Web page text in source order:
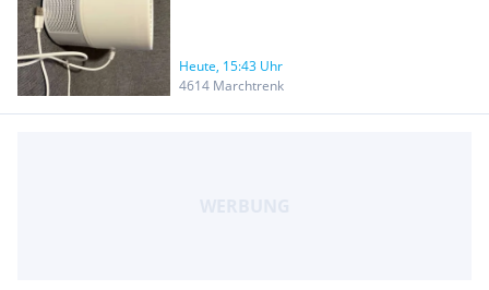
Heute, 15:43 Uhr
4614 Marchtrenk